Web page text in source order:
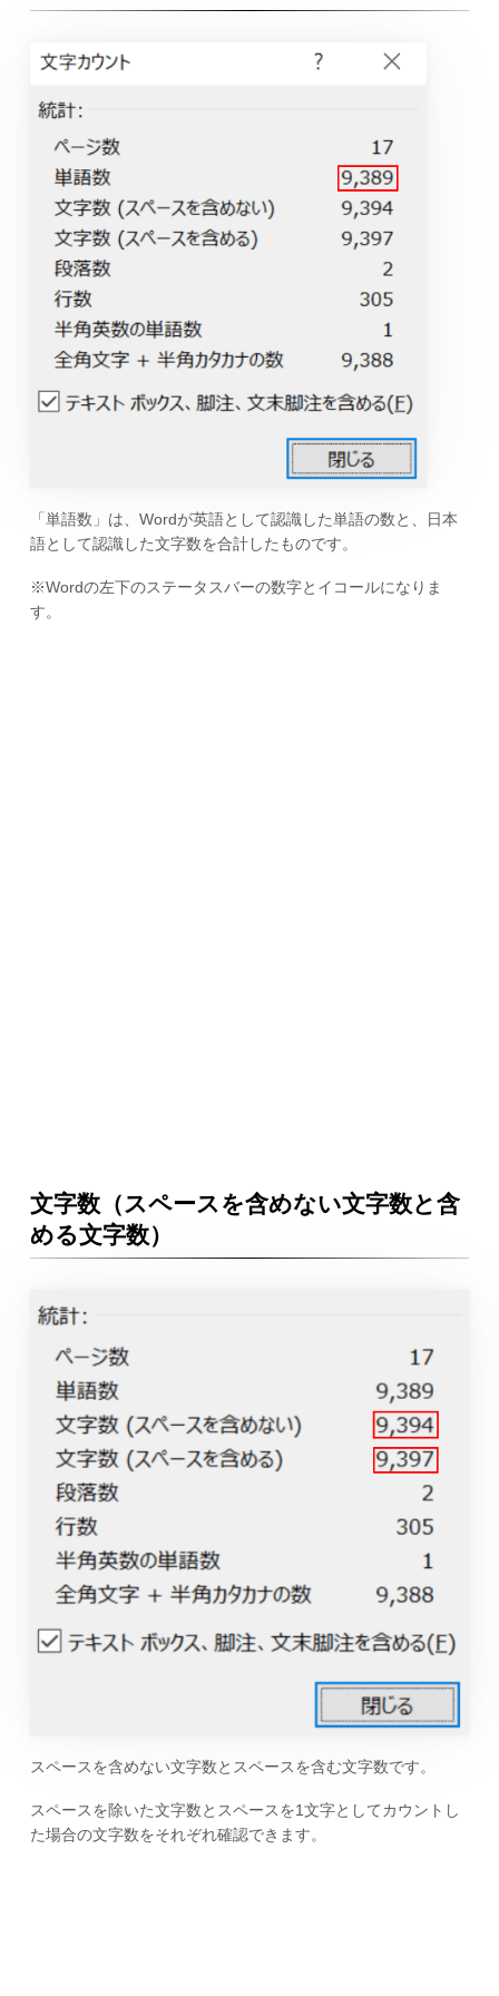
「単語数」は、Wordが英語として認識した単語の数と、日本
語として認識した文字数を合計したものです。
※Wordの左下のステータスバーの数字とイコールになりま
す。
文字数（スペースを含めない文字数と含
める文字数）
スペースを含めない文字数とスペースを含む文字数です。
スペースを除いた文字数とスペースを1文字としてカウントし
た場合の文字数をそれぞれ確認できます。